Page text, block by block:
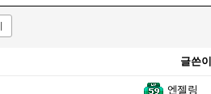
글쓴이
엔젤링